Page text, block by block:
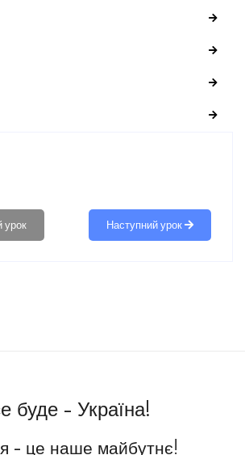
Наступний урок
буде - Україна!
- це наше майбутнє!